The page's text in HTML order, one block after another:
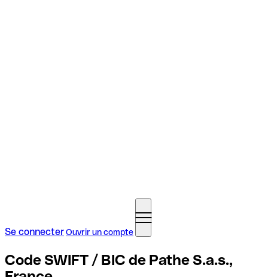
Se connecterOuvrir un compte
Code SWIFT / BIC de Pathe S.a.s.,